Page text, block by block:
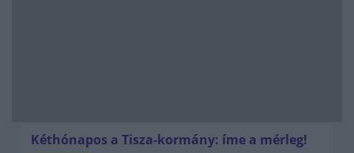
Kéthónapos a Tisza-kormány: íme a mérleg!